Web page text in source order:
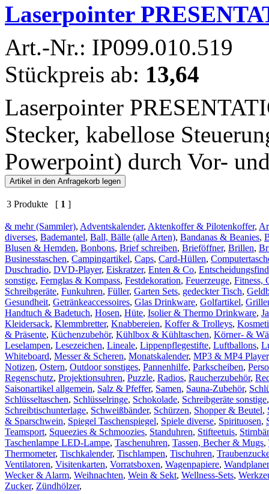
Laserpointer
Art.-Nr.: IP099.010.519
Stückpreis ab: 13,64
Laserpointer
Stecker, kabellose
Powerpoint) durch Vor-
3 Produkte [ 1 ]
& mehr (Sammler), Adventskalender, Aktenkoffer & Pilotenkoffer,
diverses, Bademantel, Ball, Bälle (alle Arten), Bandanas & Beanies,
Blusen & Hemden, Bonbons, Brief schreiben, Brieföffner, Brillen,
Businesstaschen, Campingartikel, Caps, Card-Hüllen,
Duschradio, DVD-Player, Eiskratzer, Enten & Co,
sonstige, Fernglas & Kompass, Festdekoration, Feuerzeuge, Fitness,
Schreibgeräte, Funkuhren, Füller, Garten Sets, gedeckter Tisch,
Gesundheit, Getränkeaccessoires, Glas Drinkware, Golfartikel,
Handtuch & Badetuch, Hosen, Hüte, Isolier & Thermo Drinkware,
Kleidersack, Klemmbretter, Knabbereien, Koffer & Trolleys,
& Präsente, Küchenzubehör, Kühlbox & Kühltaschen, Körner- &
Leselampen, Lesezeichen, Lineale, Lippenpflegestifte, Luftballons,
Whiteboard, Messer & Scheren, Monatskalender, MP3 & MP4 Player
Notizen, Ostern, Outdoor sonstiges, Pannenhilfe, Parkscheiben,
Regenschutz, Projektionsuhren, Puzzle, Radios, Raucherzubehör,
Saisonartikel allgemein, Salz & Pfeffer, Samen, Sauna-Zubehör,
Schlüsseltaschen, Schlüsselringe, Schokolade, Schreibgeräte sonstige
Schreibtischunterlage, Schweißbänder, Schürzen, Shopper & Beutel,
& Sparschwein, Spiegel Taschenspiegel, Spiele diverse, Spirituosen,
Teamsport, Squeezies & Schmoozies, Standuhren, Stifteetuis,
Taschenlampe LED-Lampe, Taschenuhren, Tassen, Becher & Mugs,
Thermometer, Tischkalender, Tischlampen, Tischuhren,
Ventilatoren, Visitenkarten, Vorratsboxen, Wagenpapiere, Wandplaner
Wecker & Alarm, Weihnachten, Wein & Sekt, Wellness-Sets,
Zucker, Zündhölzer,